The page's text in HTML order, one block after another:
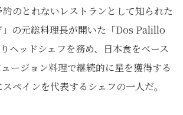
のとれないレストランとして知られた
」の元総料理長が開いた「Dos Palillo
ヘッドシェフを務め、日本食をベース
ージョン料理で継続的に星を獲得する
ペインを代表するシェフの一人だ。